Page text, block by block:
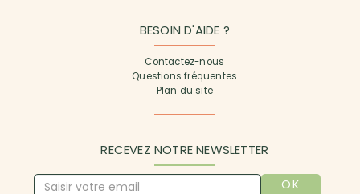
BESOIN D'AIDE ?
Contactez-nous
Questions fréquentes
Plan du site
RECEVEZ NOTRE NEWSLETTER
OK